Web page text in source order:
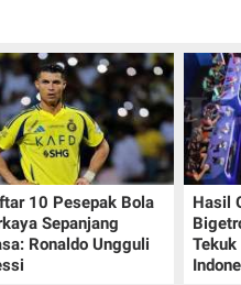
10 Pesepak Bola
Sepanjang
Ronaldo Ungguli
Hasil